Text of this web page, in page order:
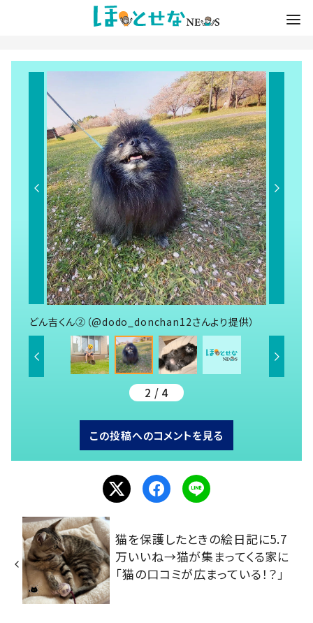
どん吉くん②（@dodo_donchan12さんより提供）
2 / 4
この投稿へのコメントを見る
猫を保護したときの絵日記に5.7
万いいね→猫が集まってくる家に
「猫の口コミが広まっている！？」